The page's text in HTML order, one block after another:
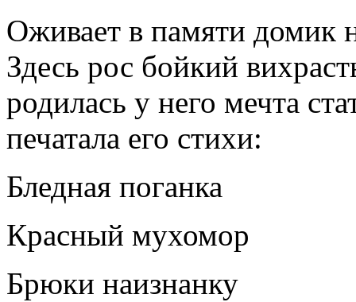
Оживает в памяти домик
Здесь рос бойкий
родилась у него мечта
печатала его стихи:
Бледная поганка
Красный мухомор
Брюки наизнанку